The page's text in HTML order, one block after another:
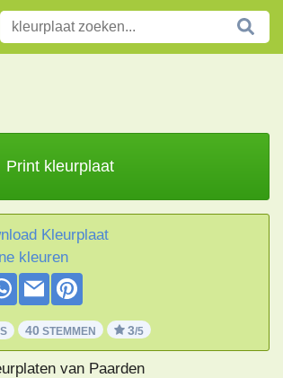
Print kleurplaat
Kleurplaat
kleuren
40 STEMMEN 3/5
van Paarden